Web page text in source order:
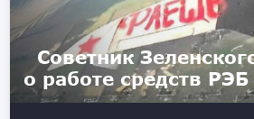
Советник
о работе средств